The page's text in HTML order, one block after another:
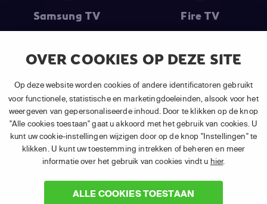
OVER COOKIES OP DEZE SITE
Op deze website worden cookies of andere identificatoren gebruikt
voor functionele, statistische en marketingdoeleinden, alsook voor het
weergeven van gepersonaliseerde inhoud. Door te klikken op de knop
"Alle cookies toestaan" gaat u akkoord met het gebruik van cookies. U
kunt uw cookie-instellingen wijzigen door op de knop "Instellingen" te
klikken. U kunt uw toestemming intrekken of beheren en meer
informatie over het gebruik van cookies vindt u hier.
ALLE COOKIES TOESTAAN
Samsung TV Fire TV
(1) De eerste 30 dagen gratis: Geldig op alle nieuwe abonnementen
van APP TV Light, Basic of Plus.
(2) Prijs abonnement : Incl. BTW.
(3) Restart & Replayis beschikbaar voorvolgende zendersafhankelijk
van je gekozen pakket.